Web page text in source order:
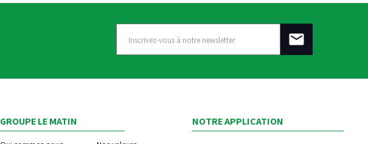
GROUPE LE MATIN NOTRE APPLICATION